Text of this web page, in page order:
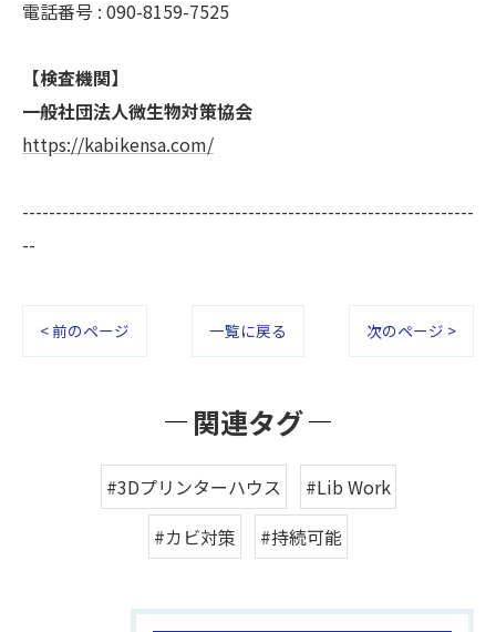
電話番号 : 090-8159-7525
【検査機関】
一般社団法人微生物対策協会
https://kabikensa.com/
--------------------------------------------------------------------
--
< 前のページ 一覧に戻る 次のページ >
関連タグ
#3Dプリンターハウス
#Lib Work
#カビ対策
#持続可能